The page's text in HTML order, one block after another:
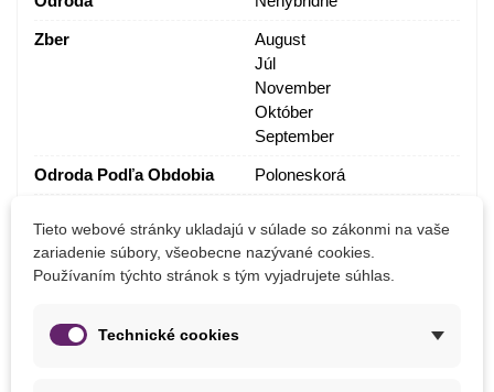
Zber
August
Júl
November
Október
September
Odroda Podľa Obdobia Poloneskorá
MOHLI BYSTE EŠTE POTREBOVAŤ
Tieto webové stránky ukladajú v súlade so zákonmi na vaše
zariadenie súbory, všeobecne nazývané cookies.
Používaním týchto stránok s tým vyjadrujete súhlas.
Technické cookies